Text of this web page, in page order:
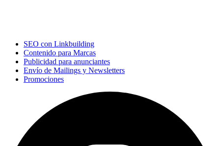
SEO con Linkbuilding
Contenido para Marcas
Publicidad para anunciantes
Envío de Mailings y Newsletters
Promociones